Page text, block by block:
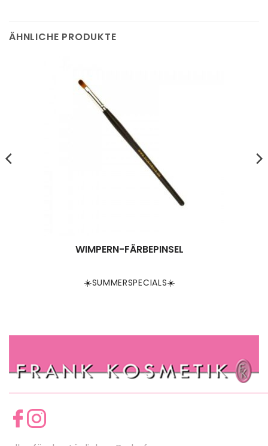
ÄHNLICHE PRODUKTE
☀️SUMMERSPECIALS☀️
WIMPERN-FÄRBEPINSEL